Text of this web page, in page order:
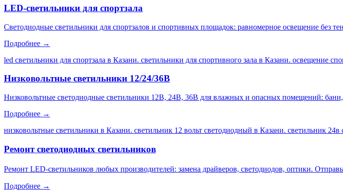
LED-светильники для спортзала
Светодиодные светильники для спортзалов и спортивных площадок: равномерное освещение без
Подробнее →
led светильники для спортзала в Казани. светильники для спортивного зала в Казани. освещение
Низковольтные светильники 12/24/36В
Низковольтные светодиодные светильники 12В, 24В, 36В для влажных и опасных помещений:
Подробнее →
низковольтные светильники в Казани. светильник 12 вольт светодиодный в Казани. светильник
Ремонт светодиодных светильников
Ремонт LED-светильников любых производителей: замена драйверов, светодиодов, оптики.
Подробнее →